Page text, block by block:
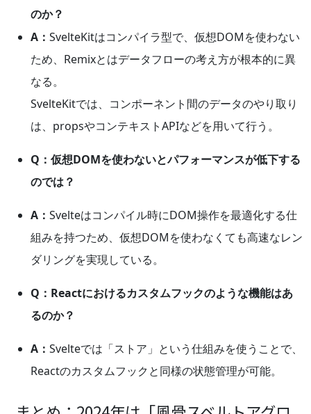
のか？
A： SvelteKitはコンパイラ型で、仮想DOMを使わない
ため、Remixとはデータフローの考え方が根本的に異
なる。
SvelteKitでは、コンポーネント間のデータのやり取り
は、propsやコンテキストAPIなどを用いて行う。
Q：仮想DOMを使わないとパフォーマンスが低下する
のでは？
A： Svelteはコンパイル時にDOM操作を最適化する仕
組みを持つため、仮想DOMを使わなくても高速なレン
ダリングを実現している。
Q：Reactにおけるカスタムフックのような機能はあ
るのか？
A： Svelteでは「ストア」という仕組みを使うことで、
Reactのカスタムフックと同様の状態管理が可能。